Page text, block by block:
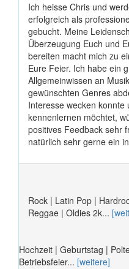
Ich heisse Chris und
erfolgreich als
gebucht. Meine
Überzeugung Euch und
bereiten macht mich zu
Eure Feier. Ich habe ein
Allgemeinwissen an
gewünschten Genres
Interesse wecken
kennenlernen möchtet,
positives Feedback sehr
natürlich sehr gerne ein
Rock | Latin Pop |
Reggae | Oldies 2k...
Hochzeit | Geburtstag |
Betriebsfeier... [weitere]